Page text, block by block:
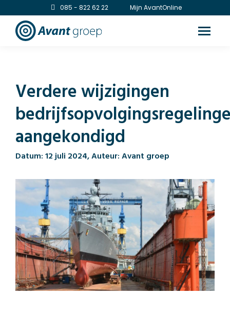
085 - 822 62 22 Mijn AvantOnline
Verdere wijzigingen
aangekondigd
Datum: 12 juli 2024, Auteur: Avant groep